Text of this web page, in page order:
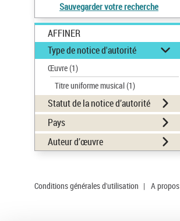
Sauvegarder votre recherche
AFFINER
Type de notice d'autorité
Œuvre(1)
Titre uniforme musical(1)
Statut de la notice d’autorité
Pays
Auteur d’œuvre
Conditions générales d'utilisation | A propos